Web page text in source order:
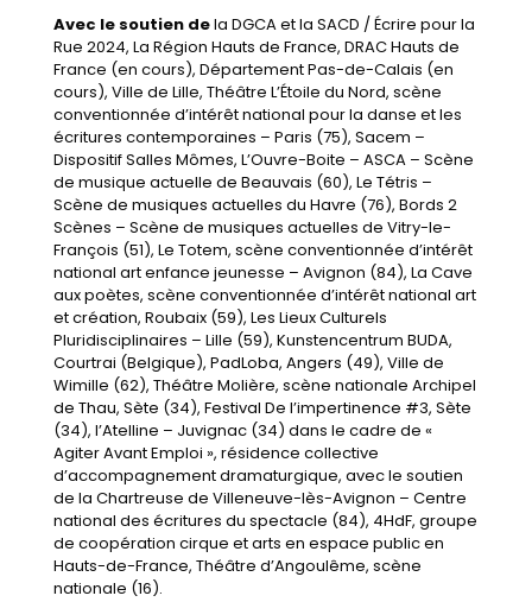
Avec le soutien dela DGCA et la SACD / Écrire pour la
Rue 2024, La Région Hauts de France, DRAC Hauts de
France (en cours), Département Pas-de-Calais (en
cours), Ville de Lille, Théâtre L’Étoile du Nord, scène
conventionnée d’intérêt national pour la danse et les
écritures contemporaines – Paris (75), Sacem –
Dispositif Salles Mômes, L’Ouvre-Boite – ASCA – Scène
de musique actuelle de Beauvais (60), Le Tétris –
Scène de musiques actuelles du Havre (76), Bords 2
Scènes – Scène de musiques actuelles de Vitry-le-
François (51), Le Totem, scène conventionnée d’intérêt
national art enfance jeunesse – Avignon (84), La Cave
aux poètes, scène conventionnée d’intérêt national art
et création, Roubaix (59), Les Lieux Culturels
Pluridisciplinaires – Lille (59), Kunstencentrum BUDA,
Courtrai (Belgique), PadLoba, Angers (49), Ville de
Wimille (62), Théâtre Molière, scène nationale Archipel
de Thau, Sète (34), Festival De l’impertinence #3, Sète
(34), l’Atelline – Juvignac (34) dans le cadre de «
Agiter Avant Emploi », résidence collective
d’accompagnement dramaturgique, avec le soutien
de la Chartreuse de Villeneuve-lès-Avignon – Centre
national des écritures du spectacle (84), 4HdF, groupe
de coopération cirque et arts en espace public en
Hauts-de-France, Théâtre d’Angoulême, scène
nationale (16).